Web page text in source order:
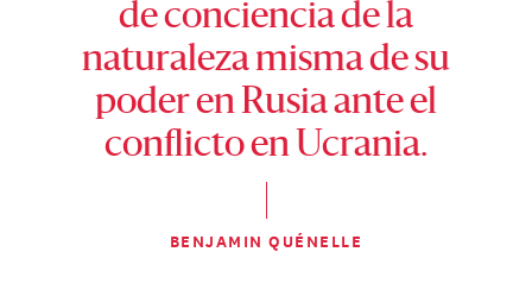
de conciencia de la
naturaleza misma de su
poder en Rusia ante el
conflicto en Ucrania.
BENJAMIN QUÉNELLE